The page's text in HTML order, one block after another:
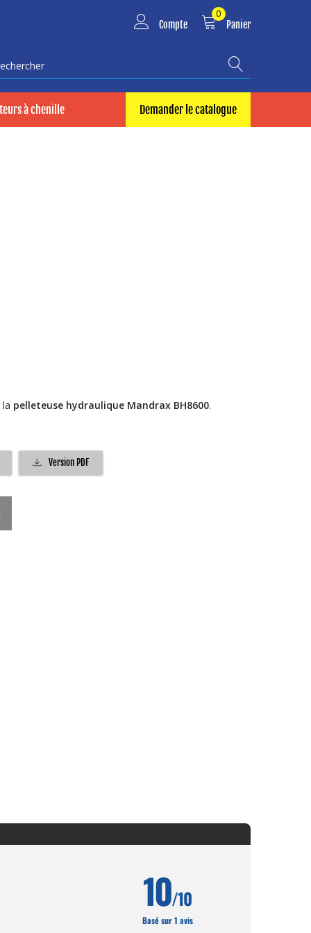
Panier
0
Compte
à chenille Demander le catalogue
pelleteuse hydraulique Mandrax BH8600.
Version PDF
10/10
Basé sur 1 avis